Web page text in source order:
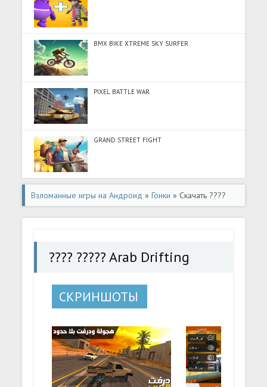
BMX BIKE XTREME SKY SURFER
PIXEL BATTLE WAR
GRAND STREET FIGHT
Взломанные игры на Андроид »Гонки » Скачать ????
????? Arab Drifting (Много монет) на Андроид
???? ????? Arab Drifting
СКРИНШОТЫ